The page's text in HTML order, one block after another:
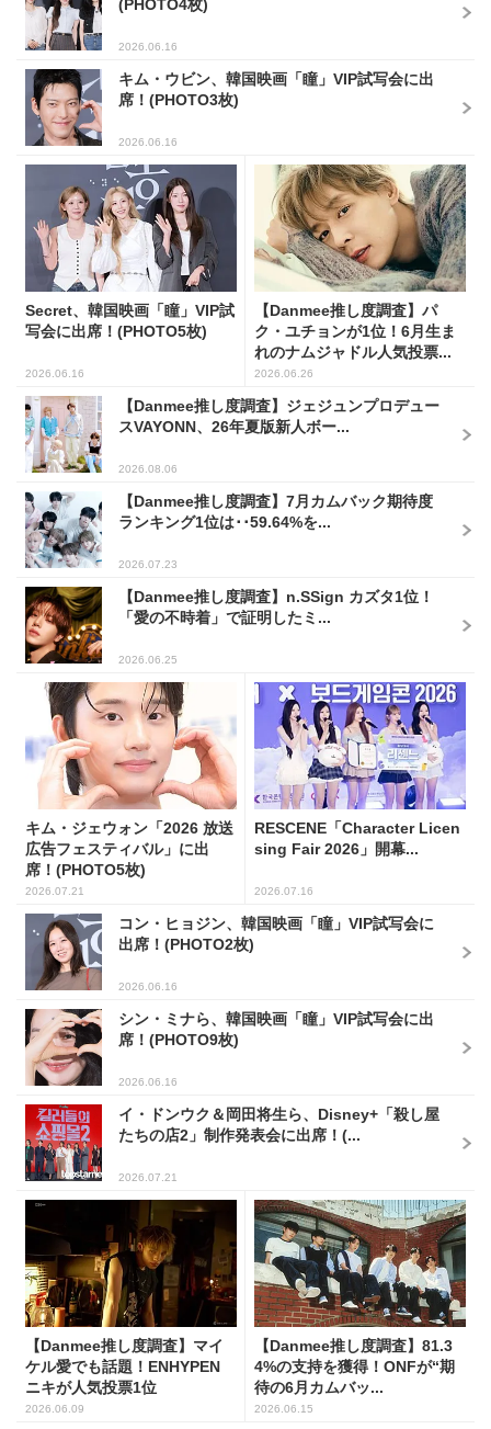
(PHOTO4枚)
2026.06.16
キム・ウビン、韓国映画「瞳」VIP試写会に出
席！(PHOTO3枚)
2026.06.16
Secret、韓国映画「瞳」VIP試
写会に出席！(PHOTO5枚)
2026.06.16
【Danmee推し度調査】パ
ク・ユチョンが1位！6月生ま
れのナムジャドル人気投票...
2026.06.26
【Danmee推し度調査】ジェジュンプロデュー
スVAYONN、26年夏版新人ボー...
2026.08.06
【Danmee推し度調査】7月カムバック期待度
ランキング1位は･･59.64%を...
2026.07.23
【Danmee推し度調査】n.SSign カズタ1位！
「愛の不時着」で証明したミ...
2026.06.25
キム・ジェウォン「2026 放送
広告フェスティバル」に出
席！(PHOTO5枚)
2026.07.21
RESCENE「Character Licen
sing Fair 2026」開幕...
2026.07.16
コン・ヒョジン、韓国映画「瞳」VIP試写会に
出席！(PHOTO2枚)
2026.06.16
シン・ミナら、韓国映画「瞳」VIP試写会に出
席！(PHOTO9枚)
2026.06.16
イ・ドンウク＆岡田将生ら、Disney+「殺し屋
たちの店2」制作発表会に出席！(...
2026.07.21
【Danmee推し度調査】マイ
ケル愛でも話題！ENHYPEN
ニキが人気投票1位
2026.06.09
【Danmee推し度調査】81.3
4%の支持を獲得！ONFが“期
待の6月カムバッ...
2026.06.15